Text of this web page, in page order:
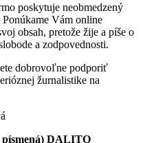
poskytuje neobmedzený
Vám online
obsah, pretože žije a píše o
a zodpovednosti.
dobrovoľne podporiť
žurnalistike na
písmená) DALITO